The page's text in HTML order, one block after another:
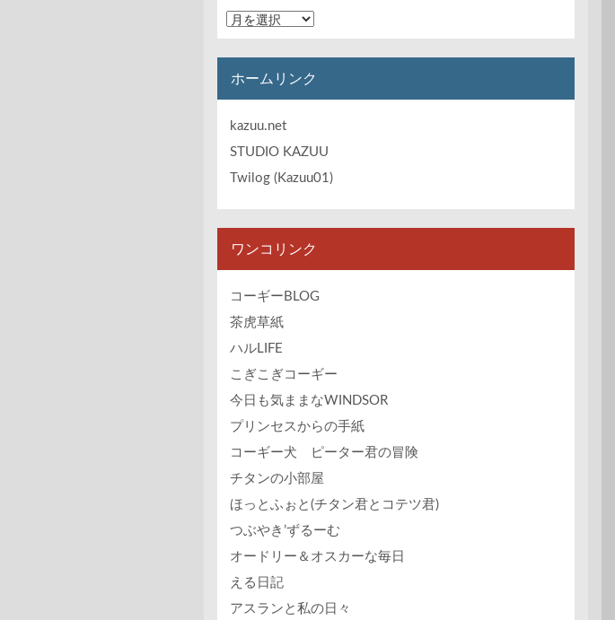
ア
ー
カ
イ
ホームリンク
kazuu.net
STUDIO KAZUU
Twilog (Kazuu01)
ワンコリンク
コーギーBLOG
茶虎草紙
ハルLIFE
こぎこぎコーギー
今日も気ままなWINDSOR
プリンセスからの手紙
コーギー犬 ピーター君の冒険
チタンの小部屋
ほっとふぉと(チタン君とコテツ君)
つぶやき’ずるーむ
オードリー＆オスカーな毎日
える日記
アスランと私の日々